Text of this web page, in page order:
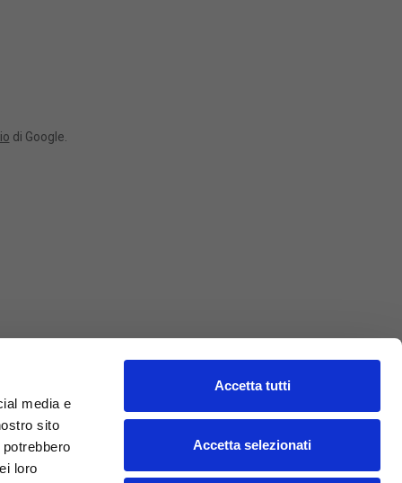
media e
sito
loro
Accetta tutti
Accetta selezionati
di Google.
COOKIE POLICY
RESPONSABILITÀ SOCIALE:
Policy Conflict Mineral